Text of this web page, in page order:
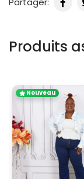
Produits
Nouveau